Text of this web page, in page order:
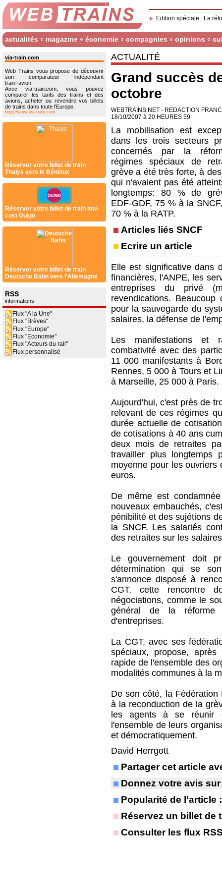
Edition spéciale : La
actualités magazine économie compagnies opinions
via-train.com
Web Trains vous propose de découvrir
son comparateur indépendant
train+avion.
Avec via-train.com, vous pouvez
comparer les tarifs des trains et des
avions, acheter ou revendre vos billets
de trains dans toute l'Europe.
http://www.via-train.com
Réserver votre billet de train
Thalys vers le Bénélux
Réserver votre billet de train low-
cost Ouigo
Réserver votre billet de train
Deutsche Bahn vers l'Allemagne
RSS
informations
Flux "A la Une"
Flux "Brèves"
Flux "Europe"
Flux "Economie"
Flux "Acteurs du rail"
Flux personnalisé
ACTUALITÉ
Grand succès
octobre
WEBTRAINS.NET - REDACTION
18/10/2007 à 20 HEURES 59
La mobilisation est
dans les trois secteurs
concernés par la
régimes spéciaux de
grève a été très forte, à
qui n'avaient pas été
longtemps: 80 % de
EDF-GDF, 75 % à la
70 % à la RATP.
Articles liés SNCF
Ecrire un article
Elle est significative dans
financières, l'ANPE, les
entreprises du privé
revendications.
pour la sauvegarde du
salaires, la défense de
Les manifestations et
combativité avec des
11 000 manifestants à
Rennes, 5 000 à Tours et
à Marseille, 25 000 à Paris.
Aujourd'hui, c'est près de
relevant de ces régimes
durée actuelle de
de cotisations à 40 ans
deux mois de retraites
travailler plus longtemps
moyenne pour les
euros.
De même est
nouveaux embauchés,
pénibilité et des sujétions
la SNCF. Les salariés
des retraites sur les
Le gouvernement doit
détermination qui se
s'annonce disposé à
CGT, cette rencontre
négociations, comme le
général de la réforme
d'entreprises.
La CGT, avec ses
spéciaux, propose,
rapide de l'ensemble des
modalités communes à la
De son côté, la
à la reconduction de la
les agents à se réunir
l'ensemble de leurs
et démocratiquement.
David Herrgott
Partager cet article
Donnez votre avis
Popularité de l'article
Réservez un billet de
Consulter les flux